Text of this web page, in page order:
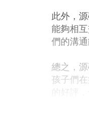
此外，
能夠相
們的溝
總之，
孩子們
的好評
⑶ 一